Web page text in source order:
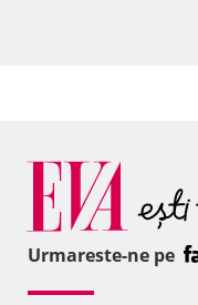
Urmareste-ne pe